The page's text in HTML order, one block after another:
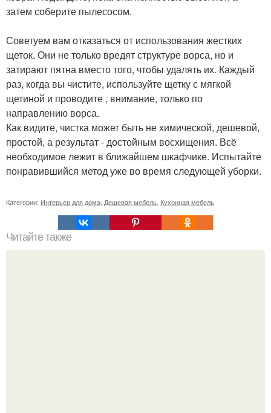
затем соберите пылесосом.
Советуем вам отказаться от использования жестких
щеток. Они не только вредят структуре ворса, но и
затирают пятна вместо того, чтобы удалять их. Каждый
раз, когда вы чистите, используйте щетку с мягкой
щетиной и проводите , внимание, только по
направлению ворса.
Как видите, чистка может быть не химической, дешевой,
простой, а результат - достойным восхищения. Всё
необходимое лежит в ближайшем шкафчике. Испытайте
понравившийся метод уже во время следующей уборки.
Категории: Интерьер для дома Дешевая мебель Кухонная мебель
Читайте также